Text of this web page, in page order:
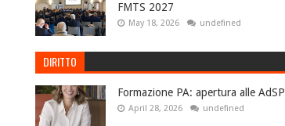
FMTS 2027
May 18, 2026 undefined
DIRITTO
Formazione PA: apertura alle AdSP
April 28, 2026 undefined